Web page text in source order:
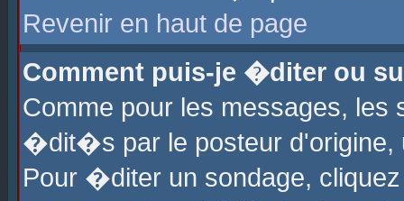
Revenir en haut de page
Comment puis-je �diter ou
Comme pour les messages,
�dit�s par le posteur d'origine,
Pour �diter un sondage,